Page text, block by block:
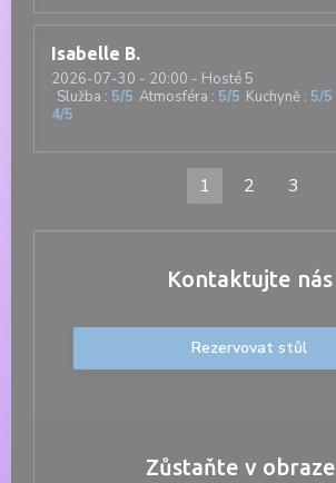
Isabelle B
2026-07-30 - 20:00 - Hosté 5
Služba : 5/5 Atmosféra : 5/5 Kuchyně : 5/5
4/5
1 2 3
Kontaktujte nás
Rezervovat stůl
Zůstaňte v obraze